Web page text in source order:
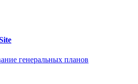
генеральных планов